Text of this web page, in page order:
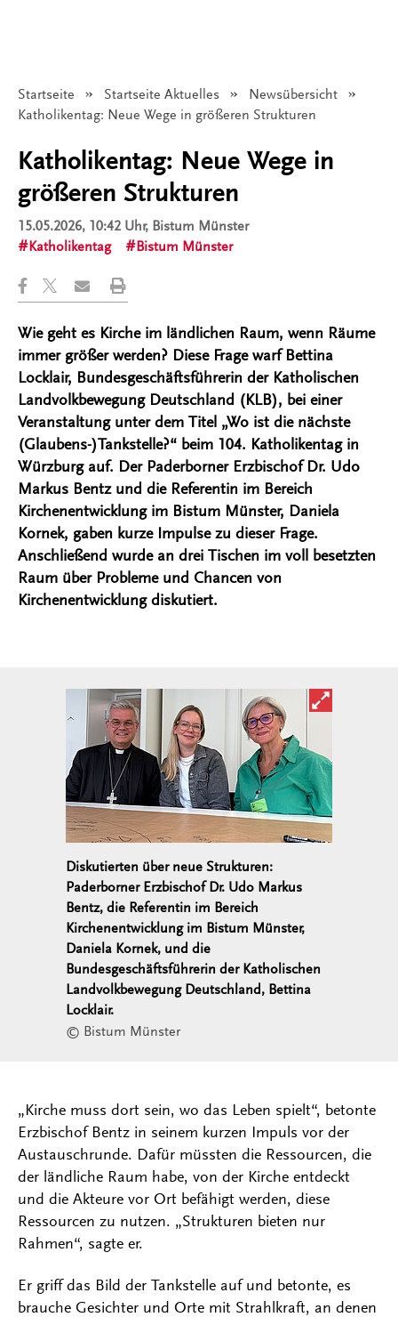
Startseite Startseite Aktuelles
Newsübersicht
Angezeigt:
Katholikentag: Neue Wege in größeren Strukturen
Katholikentag: Neue Wege in
größeren Strukturen
15.05.2026, 10:42 Uhr, Bistum Münster
Katholikentag
Bistum Münster
Wie geht es Kirche im ländlichen Raum, wenn Räume
immer größer werden? Diese Frage warf Bettina
Locklair, Bundesgeschäftsführerin der Katholischen
Landvolkbewegung Deutschland (KLB), bei einer
Veranstaltung unter dem Titel „Wo ist die nächste
(Glaubens-)Tankstelle?“ beim 104. Katholikentag in
Würzburg auf. Der Paderborner Erzbischof Dr. Udo
Markus Bentz und die Referentin im Bereich
Kirchenentwicklung im Bistum Münster, Daniela
Kornek, gaben kurze Impulse zu dieser Frage.
Anschließend wurde an drei Tischen im voll besetzten
Raum über Probleme und Chancen von
Kirchenentwicklung diskutiert.
Bild in
Diskutierten über neue Strukturen:
Paderborner Erzbischof Dr. Udo Markus
Bentz, die Referentin im Bereich
Kirchenentwicklung im Bistum Münster,
Daniela Kornek, und die
Bundesgeschäftsführerin der Katholischen
Landvolkbewegung Deutschland, Bettina
Locklair.
© Bistum Münster
„Kirche muss dort sein, wo das Leben spielt“, betonte
Erzbischof Bentz in seinem kurzen Impuls vor der
Austauschrunde. Dafür müssten die Ressourcen, die
der ländliche Raum habe, von der Kirche entdeckt
und die Akteure vor Ort befähigt werden, diese
Ressourcen zu nutzen. „Strukturen bieten nur
Rahmen“, sagte er.
Er griff das Bild der Tankstelle auf und betonte, es
brauche Gesichter und Orte mit Strahlkraft, an denen